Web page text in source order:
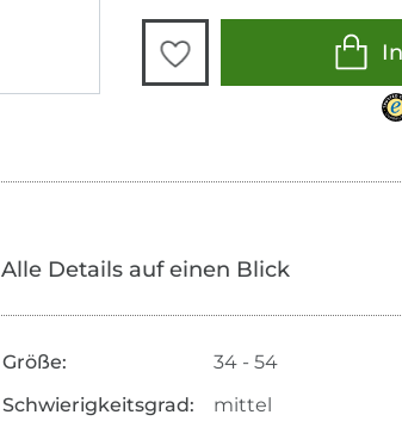
Alle Details auf einen Blick
Größe:
34 - 54
Schwierigkeitsgrad:
mittel